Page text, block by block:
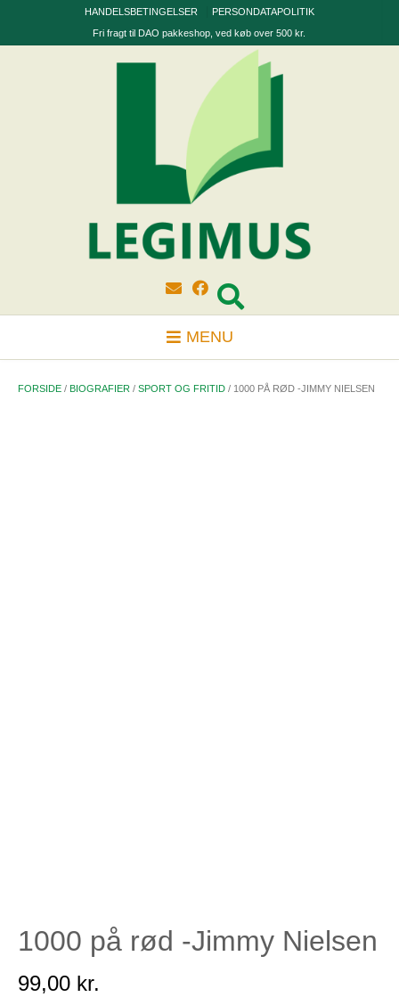
HANDELSBETINGELSER
PERSONDATAPOLITIK
Fri fragt til DAO pakkeshop, ved køb over 500 kr.
MENU
FORSIDE / BIOGRAFIER / SPORT OG FRITID / 1000 PÅ RØD -JIMMY NIELSEN
1000 på rød -Jimmy Nielsen
99,00 kr.